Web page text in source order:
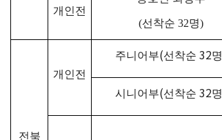
개인전
(선착순 32명)
전북
개인전
주니어부(선착순 32명
시니어부(선착순 32명